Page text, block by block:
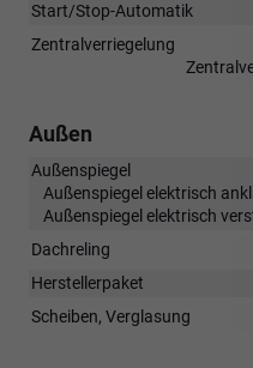
Start/Stop-Automatik
Zentralverriegelung
Außen
Außenspiegel
Außenspiegel elektrisch
Außenspiegel elektrisch
Dachreling
Herstellerpaket
Scheiben, Verglasung